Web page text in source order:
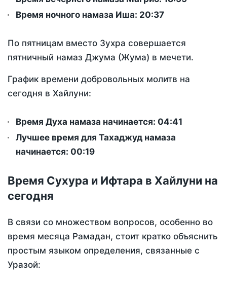
Время ночного намаза Иша: 20:37
По пятницам вместо Зухра совершается
пятничный намаз Джума (Жума) в мечети.
График времени добровольных молитв на
сегодня в Хайлуни:
Время Духа намаза начинается: 04:41
Лучшее время для Тахаджуд намаза
начинается: 00:19
Время Сухура и Ифтара в Хайлуни на
сегодня
В связи со множеством вопросов, особенно во
время месяца Рамадан, стоит кратко объяснить
простым языком определения, связанные с
Уразой: